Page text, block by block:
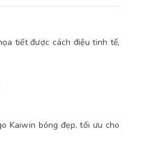
tiết được cách điệu tinh tế,
Kaiwin bóng đẹp, tối ưu cho